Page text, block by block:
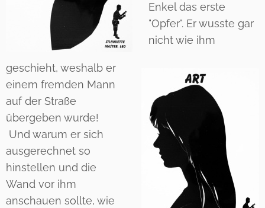
Enkel das erste
"Opfer". Er wusste gar
nicht wie ihm
geschieht, weshalb er
einem fremden Mann
auf der Straße
übergeben wurde!
Und warum er sich
ausgerechnet so
hinstellen und die
Wand vor ihm
anschauen sollte, wie